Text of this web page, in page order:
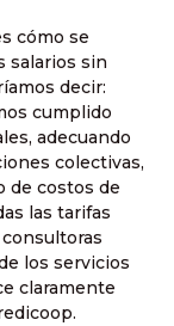
cómo se
salarios sin
decir:
cumplido
adecuando
colectivas,
de costos de
las tarifas
los servicios
claramente